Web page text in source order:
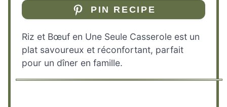
PIN RECIPE
Riz et Bœuf en Une Seule Casserole est un
plat savoureux et réconfortant, parfait
pour un dîner en famille.